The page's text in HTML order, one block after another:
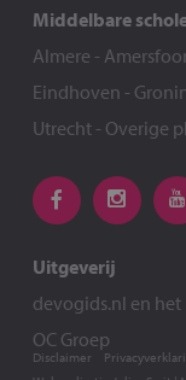
Middelbare
Almere -
Eindhoven -
Utrecht- Overige
Uitgeverij
devogids.nl en het
OC Groep
Disclaimer